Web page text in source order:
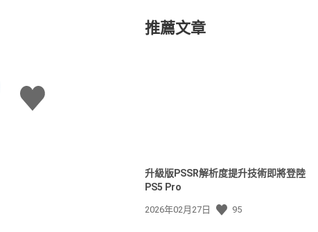
讚
推薦文章
升級版PSSR解析度提升技術即將登陸
PS5 Pro
發
2026年02月27日 95